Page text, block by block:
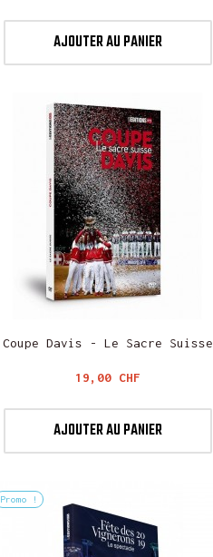
AJOUTER AU PANIER
Coupe Davis - Le Sacre Suisse
Prix
19,00 CHF
AJOUTER AU PANIER
Promo !